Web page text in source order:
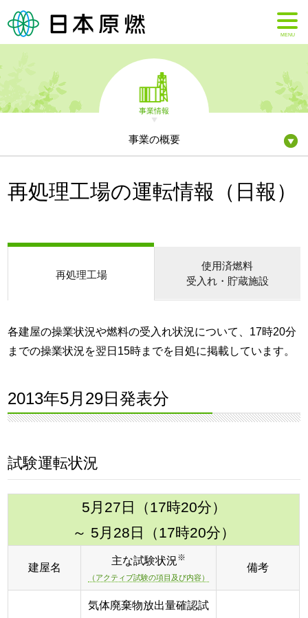
MENU
事業情報
事業の概要
再処理工場の運転情報（日報）
再処理工場
使用済燃料
受入れ・貯蔵施設
各建屋の操業状況や燃料の受入れ状況について、17時20分
までの操業状況を翌日15時までを目処に掲載しています。
2013年5月29日発表分
試験運転状況
5月27日（17時20分）
～ 5月28日（17時20分）
建屋名
主な試験状況※
（アクティブ試験の項目及び内容）
備考
気体廃棄物放出量確認試